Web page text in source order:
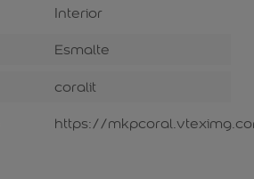
Interior
Esmalte
coralit
https://